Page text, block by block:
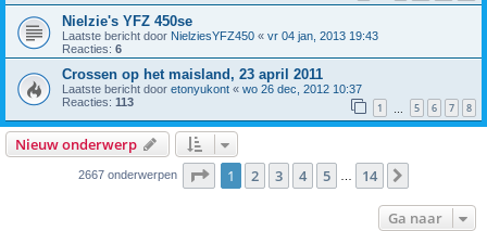
Nielzie's YFZ 450se
Laatste bericht door NielziesYFZ450 « vr 04 jan, 2013 19:43
Reacties: 6
Crossen op het maisland, 23 april 2011
Laatste bericht door etonyukont « wo 26 dec, 2012 10:37
Reacties: 113 1 5 6 7 8
Nieuw onderwerp
2667 onderwerpen Pagina van 14
1 2 3 4 5 14
Ga naar